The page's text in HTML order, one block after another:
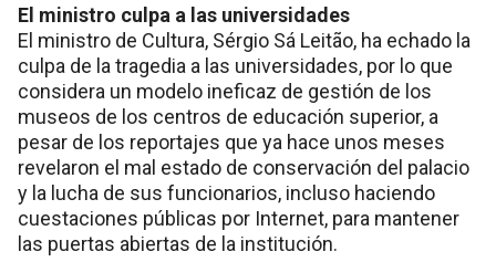
El ministro culpa a las universidades
El ministro de Cultura, Sérgio Sá Leitão, ha echado la
culpa de la tragedia a las universidades, por lo que
considera un modelo ineficaz de gestión de los
museos de los centros de educación superior, a
pesar de los reportajes que ya hace unos meses
revelaron el mal estado de conservación del palacio
y la lucha de sus funcionarios, incluso haciendo
cuestaciones públicas por Internet, para mantener
las puertas abiertas de la institución.